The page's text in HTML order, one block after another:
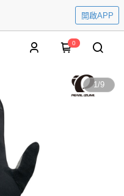
開啟APP
0
1/9